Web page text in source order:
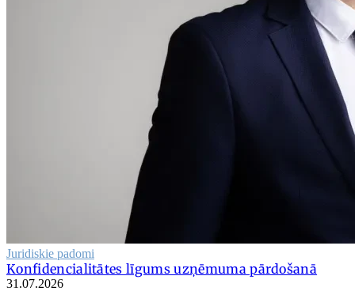
Juridiskie padomi
Konfidencialitātes līgums uzņēmuma pārdošanā
31.07.2026